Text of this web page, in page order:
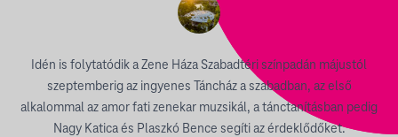
Idén is folytatódik a Zene Háza Szabadtéri színpadán májustól
szeptemberig az ingyenes Táncház a szabadban, az első
alkalommal az amor fati zenekar muzsikál, a tánctanításban pedig
Nagy Katica és Plaszkó Bence segíti az érdeklődőket.